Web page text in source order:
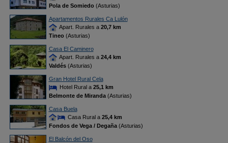
Pola de Somiedo(Asturias)
Apartamentos Rurales Ca Lulón
Apart. Rurales a 20,7 km
Tineo(Asturias)
Casa El Caminero
Apart. Rurales a 24,4 km
Valdés(Asturias)
Gran Hotel Rural Cela
Hotel Rural a 25,1 km
Belmonte de Miranda(Asturias)
Casa Buela
Casa Rural a 25,4 km
Fondos de Vega / Degaña(Asturias)
El Balcón del Oso